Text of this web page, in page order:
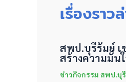
เรื่องราว
สพป.บุรีรัมย์ เ
สร้างความมั่น
ข่าวกิจกรรม สพป.บุ